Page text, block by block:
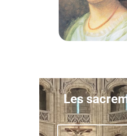
Les